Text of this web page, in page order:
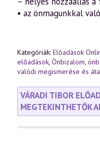
• az önmagunkkal
Kategóriák: Előadások
előadások, Önbizalom,
valódi megismerése és
VÁRADI TIBOR
MEGTEKINTHETŐK